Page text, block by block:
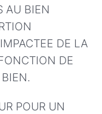
AU BIEN
DE LA
DE
BIEN.
POUR UN